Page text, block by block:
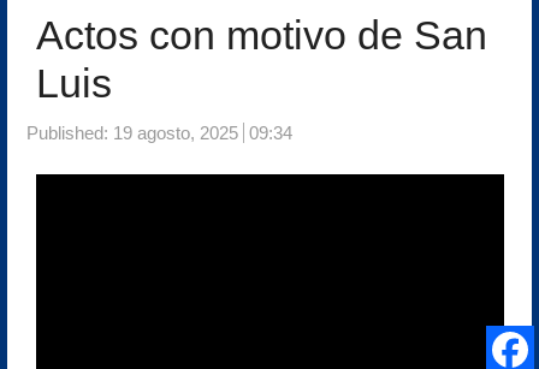
Actos con motivo de San
Luis
Published: 19 agosto, 2025 09:34